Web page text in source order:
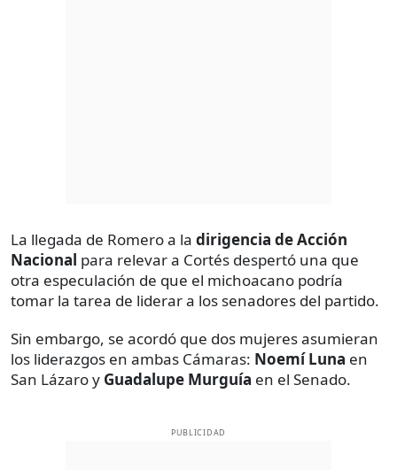
La llegada de Romero a la dirigencia de Acción
Nacional para relevar a Cortés despertó una que
otra especulación de que el michoacano podría
tomar la tarea de liderar a los senadores del partido.
Sin embargo, se acordó que dos mujeres asumieran
los liderazgos en ambas Cámaras: Noemí Luna en
San Lázaro y Guadalupe Murguía en el Senado.
PUBLICIDAD